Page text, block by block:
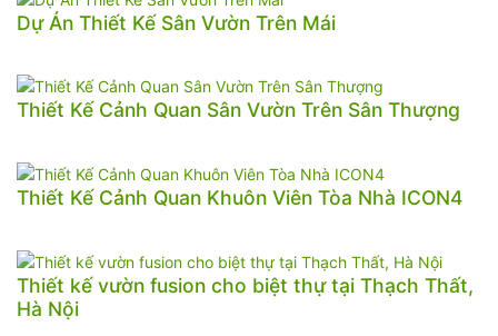
Dự Án Thiết Kế Sân Vườn Trên Mái
Thiết Kế Cảnh Quan Sân Vườn Trên Sân Thượng
Thiết Kế Cảnh Quan Khuôn Viên Tòa Nhà ICON4
Thiết kế vườn fusion cho biệt thự tại Thạch Thất,
Hà Nội